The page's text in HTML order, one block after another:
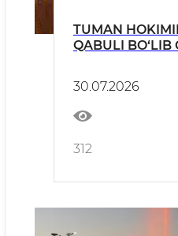
TUMAN
QABULI BO‘LIB
30.07.2026
312